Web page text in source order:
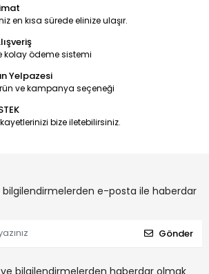
en kısa sürede elinize ulaşır.
kolay ödeme sistemi
Yelpazesi
ve kampanya seçeneği
bize iletebilirsiniz.
bilgilendirmelerden e-posta ile haberdar
Gönder
bilgilendirmelerden haberdar olmak